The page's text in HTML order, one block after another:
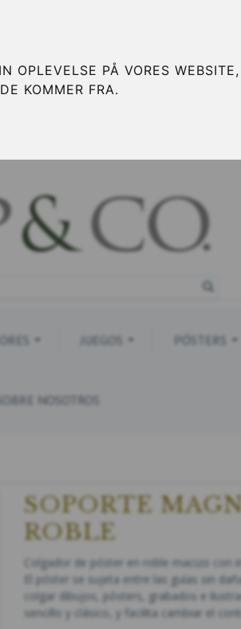
OPLEVELSE PÅ VORES
KOMMER FRA.
JUEGOS PÓSTERS
SOBRE NOSOTROS
SOPORTE
ROBLE
Colgador de póster en roble macizo con
El póster se sujeta entre las guías sin
colgar dibujos, pósters, grabados e
sencillo y clásico, y facilita cambiar el